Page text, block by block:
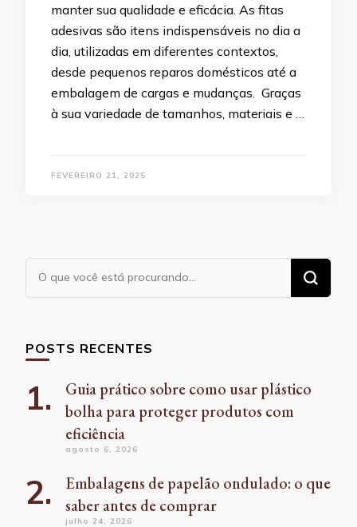
manter sua qualidade e eficácia. As fitas
adesivas são itens indispensáveis no dia a
dia, utilizadas em diferentes contextos,
desde pequenos reparos domésticos até a
embalagem de cargas e mudanças. Graças
à sua variedade de tamanhos, materiais e …
FEVEREIRO 21, 2025
Procurando
algo?
POSTS RECENTES
Guia prático sobre como usar plástico
bolha para proteger produtos com
eficiência
agosto 6, 2026
Embalagens de papelão ondulado: o que
saber antes de comprar
julho 24, 2026